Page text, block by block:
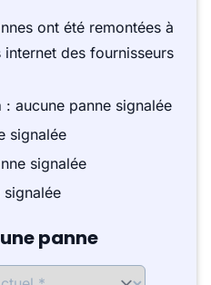
ont été remontées à
des fournisseurs
: aucune panne signalée
signalée
signalée
signalée
panne